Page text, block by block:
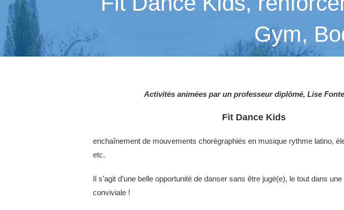
Gym,
Activités animées par un professeur diplômé, Lise
Fit Dance Kids
enchaînement de mouvements chorégraphiés en musique rythme latino,
etc.
Il s’agit d’une belle opportunité de danser sans être jugé(e), le tout dans
conviviale !